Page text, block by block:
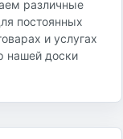
различные
постоянных
и услугах
нашей доски